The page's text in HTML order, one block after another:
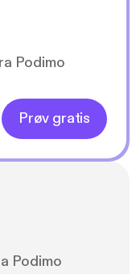
Podimo
Prøv gratis
Podimo